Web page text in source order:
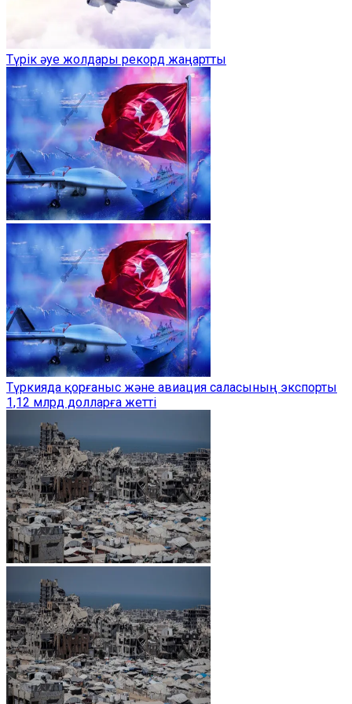
Түрік әуе жолдары рекорд жаңартты
Түркияда қорғаныс және авиация саласының экспорты
1,12 млрд долларға жетті